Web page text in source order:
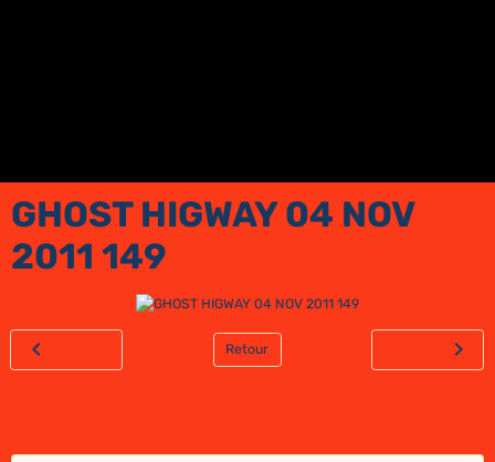
GHOST HIGWAY 04 NOV
2011 149
Retour